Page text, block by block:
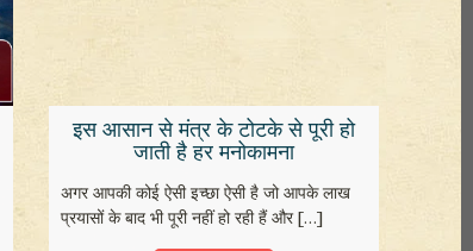
इस आसान से मंत्र के टोटके से पूरी हो
जाती है हर मनोकामना
अगर आपकी कोई ऐसी इच्छा ऐसी है जो आपके लाख
प्रयासों के बाद भी पूरी नहीं हो रही हैं और[…]